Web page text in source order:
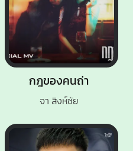
กฎของคนถ่า
จา สิงห์ชัย